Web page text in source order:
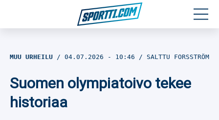
Jalkapallo
MUU URHEILU 04.07.2026 - 10:46 SALTTU FORSSTRÖM
Suomen olympiatoivo tekee
historiaa